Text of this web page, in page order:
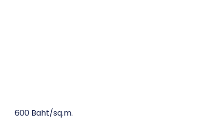
600 Baht/sq.m.